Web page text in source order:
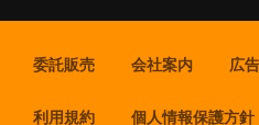
委託販売 会社案内 広
利用規約 個人情報保護方針